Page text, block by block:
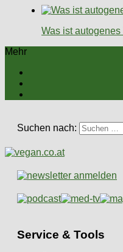
Was ist
Mehr
Suchen nach:
Service & Tools